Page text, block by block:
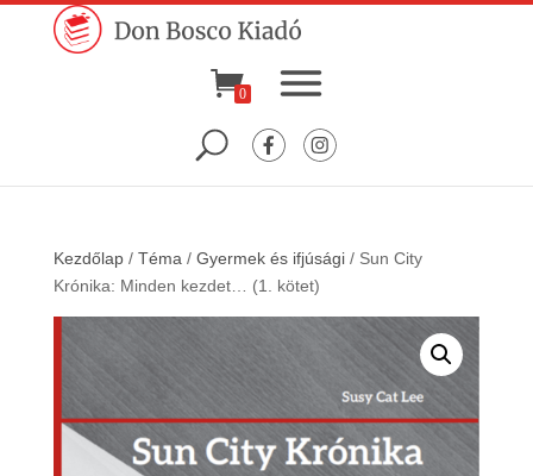
0
Kezdőlap/ Téma / Gyermek és ifjúsági/ Sun City
Krónika: Minden kezdet… (1. kötet)